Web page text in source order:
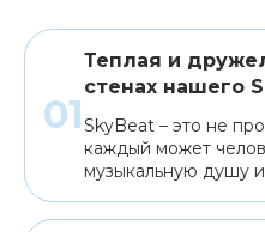
Теплая и
стенах нашего
SkyBeat – это не
каждый может
музыкальную душу